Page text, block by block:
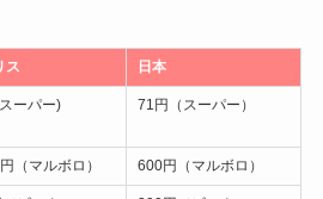
ス 日本
ーパー) 71円（スーパー）
（マルボロ） 600円（マルボロ）